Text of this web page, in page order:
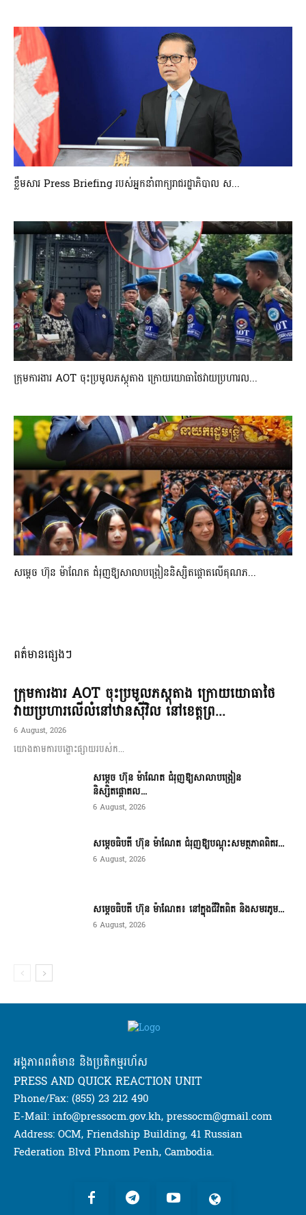
ខ្លឹមសារ Press Briefing របស់អ្នកនាំពាក្យរាជរដ្ឋាភិបាល ស...
ក្រុមការងារ AOT ចុះប្រមូលភស្តុតាង ក្រោយយោធាថៃវាយប្រហារល...
សម្តេច ហ៊ុន ម៉ាណែត ជំរុញឱ្យសាលាបង្រៀននិស្សិតផ្តោតលើគុណភ...
ពត៌មានផ្សេងៗ
ក្រុមការងារ AOT ចុះប្រមូលភស្តុតាង ក្រោយយោធាថៃ
វាយប្រហារលើលំនៅឋានស៊ីវិល នៅខេត្តព្រ...
6 August, 2026
យោងតាមការបង្ហោះផ្សាយរបស់ក...
សម្តេច ហ៊ុន ម៉ាណែត ជំរុញឱ្យសាលាបង្រៀន
និស្សិតផ្តោតល...
6 August, 2026
សម្តេចធិបតី ហ៊ុន ម៉ាណែត ជំរុញឱ្យបណ្តុះសមត្ថភាពពិតរ...
6 August, 2026
សម្តេចធិបតី ហ៊ុន ម៉ាណែត៖ នៅក្នុងជីវិតពិត និងសមរភូម...
6 August, 2026
អង្គភាពពត៌មាន និងប្រតិកម្មរហ័ស
PRESS AND QUICK REACTION UNIT
Phone/Fax: (855) 23 212 490
E-Mail: info@pressocm.gov.kh, pressocm@gmail.com
Address: OCM, Friendship Building, 41 Russian
Federation Blvd Phnom Penh, Cambodia.